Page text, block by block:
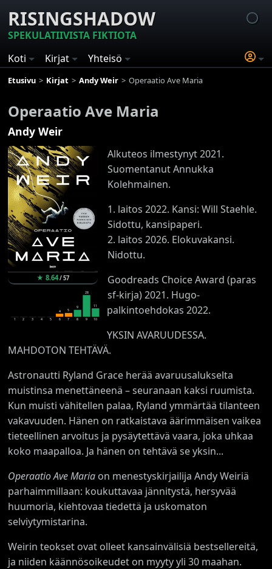
RISINGSHADOW
SPEKULATIIVISTA FIKTIOTA
Koti
Kirjat Yhteisö
Etusivu Kirjat Andy Weir Operaatio Ave Maria
Operaatio Ave Maria
Andy Weir
★8.64/57
1 2 3 4 5
4
6
5
7
9
8
28
9
11
10
Alkuteos ilmestynyt 2021.
Suomentanut Annukka
Kolehmainen.
1. laitos 2022. Kansi: Will Staehle.
Sidottu, kansipaperi.
2. laitos 2026. Elokuvakansi.
Nidottu.
Goodreads Choice Award (paras
sf-kirja) 2021. Hugo-
palkintoehdokas 2022.
YKSIN AVARUUDESSA.
MAHDOTON TEHTÄVÄ.
Astronautti Ryland Grace herää avaruusalukselta
muistinsa menettäneenä – seuranaan kaksi ruumista.
Kun muisti vähitellen palaa, Ryland ymmärtää tilanteen
vakavuuden. Hänen on ratkaistava äärimmäisen vaikea
tieteellinen arvoitus ja pysäytettävä vaara, joka uhkaa
koko maapalloa. Ja hänen on tehtävä se yksin...
Operaatio Ave Maria on menestyskirjailija Andy Weiriä
parhaimmillaan: koukuttavaa jännitystä, hersyvää
huumoria, kiehtovaa tiedettä ja uskomaton
selviytymistarina.
Weirin teokset ovat olleet kansainvälisiä bestsellereitä,
ja niiden käännösoikeudet on myyty yli 30 maahan.